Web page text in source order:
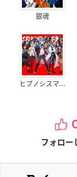
銀魂
ヒプノシスマ...
フォロー